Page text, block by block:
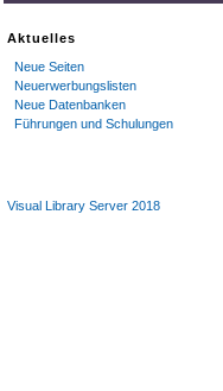
Aktuelles
Neue Seiten
Neuerwerbungslisten
Neue Datenbanken
Führungen und Schulungen
Visual Library Server 2018